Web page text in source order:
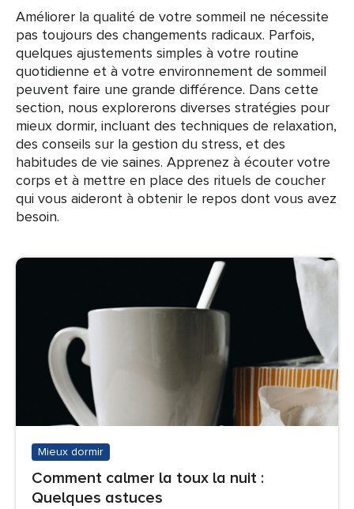
Améliorer la qualité de votre sommeil ne nécessite
pas toujours des changements radicaux. Parfois,
quelques ajustements simples à votre routine
quotidienne et à votre environnement de sommeil
peuvent faire une grande différence. Dans cette
section, nous explorerons diverses stratégies pour
mieux dormir, incluant des techniques de relaxation,
des conseils sur la gestion du stress, et des
habitudes de vie saines. Apprenez à écouter votre
corps et à mettre en place des rituels de coucher
qui vous aideront à obtenir le repos dont vous avez
besoin.
Mieux dormir
Comment calmer la toux la nuit :
Quelques astuces